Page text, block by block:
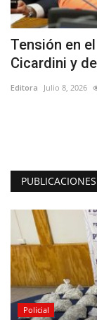
Tensión en
Cicardini y
Editora Julio 8, 2026
Policial